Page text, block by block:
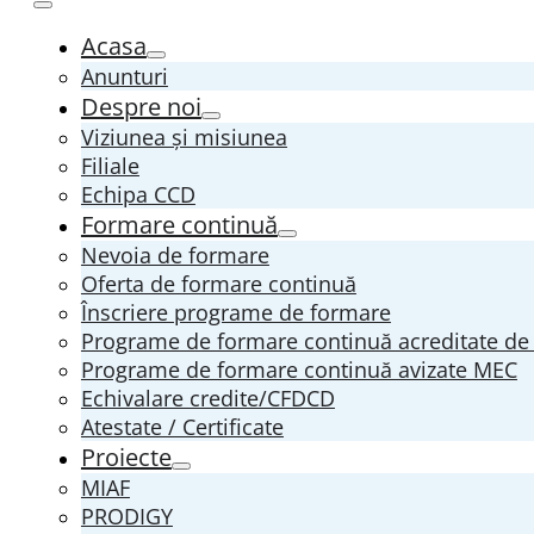
Acasa
Anunturi
Despre noi
Viziunea și misiunea
Filiale
Echipa CCD
Formare continuă
Nevoia de formare
Oferta de formare continuă
Înscriere programe de formare
Programe de formare continuă acreditate de
Programe de formare continuă avizate MEC
Echivalare credite/CFDCD
Atestate / Certificate
Proiecte
MIAF
PRODIGY